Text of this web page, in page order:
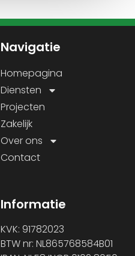
Navigatie
Homepagina
Diensten
Projecten
Zakelijk
Over ons
Contact
Informatie
KVK: 91782023
BTW nr: NL865768584B01